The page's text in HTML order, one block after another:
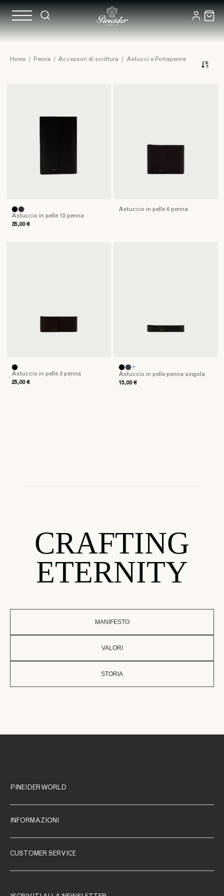
Astucci
Home / Penne / Accessori di scrittura / Astucci e Portapenne
Astuccio in pelle 12 penna
35,00 €
Astuccio in pelle 6 penna
Astuccio in pelle 3 penna
25,00 €
Astuccio in pelle penna singola
15,00 €
+
CRAFTING
ETERNITY
MANIFESTO
VALORI
STORIA
PINEIDER WORLD
INFORMAZIONI
CUSTOMER SERVICE